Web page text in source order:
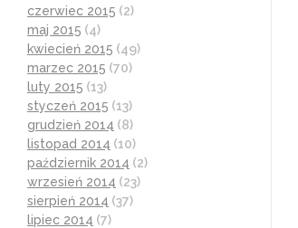
czerwiec 2015 (2)
maj 2015 (4)
kwiecień 2015 (49)
marzec 2015 (70)
luty 2015 (13)
styczeń 2015 (13)
grudzień 2014 (8)
listopad 2014 (10)
październik 2014 (2)
wrzesień 2014 (23)
sierpień 2014 (37)
lipiec 2014 (7)